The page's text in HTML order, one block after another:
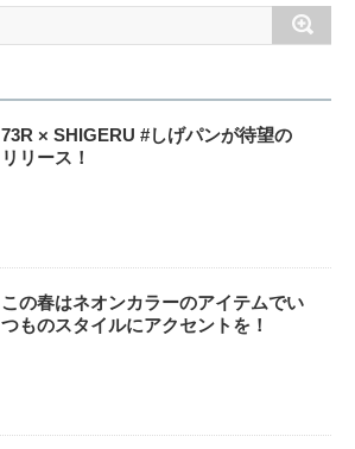
73R × SHIGERU #しげパンが待望の
リリース！
この春はネオンカラーのアイテムでい
つものスタイルにアクセントを！